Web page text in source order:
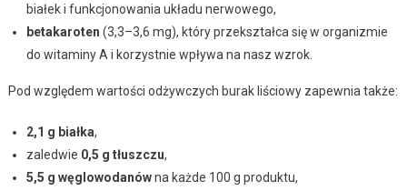
białek i funkcjonowania układu nerwowego,
betakaroten (3,3–3,6 mg), który przekształca się w organizmie
do witaminy A i korzystnie wpływa na nasz wzrok.
Pod względem wartości odżywczych burak liściowy zapewnia także:
2,1 g białka,
zaledwie 0,5 g tłuszczu,
5,5 g węglowodanówna każde 100 g produktu,